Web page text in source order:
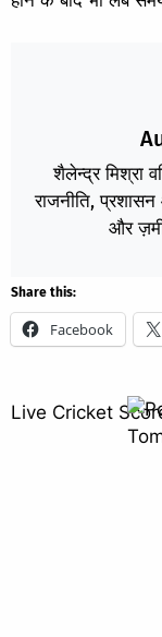
शैलेन्द्र मिश्रा
राजनीति,
और
Share this:
Facebook
Live Cricket